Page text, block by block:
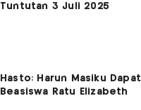
Tuntutan 3 Juli 2025
Hasto: Harun Masiku Dapat
Beasiswa Ratu Elizabeth